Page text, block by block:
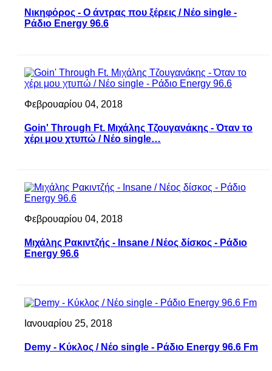
Νικηφόρος - Ο άντρας που ξέρεις / Νέο single -
Ράδιο Energy 96.6
Φεβρουαρίου 04, 2018
Goin' Through Ft. Μιχάλης Τζουγανάκης - Όταν το
χέρι μου χτυπώ / Νέο single…
Φεβρουαρίου 04, 2018
Μιχάλης Ρακιντζής - Insane / Νέος δίσκος - Ράδιο
Energy 96.6
Ιανουαρίου 25, 2018
Demy - Κύκλος / Νέο single - Ράδιο Energy 96.6 Fm